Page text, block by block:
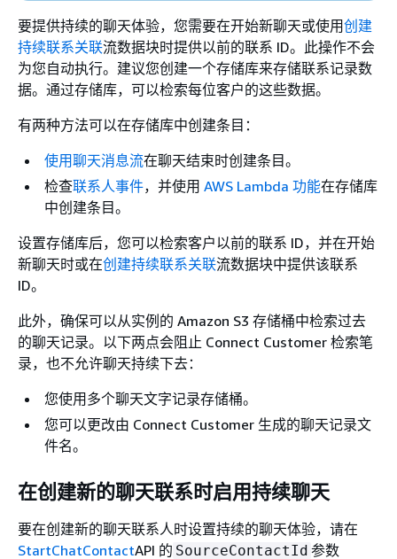
要提供持续的聊天体验，您需要在开始新聊天或使用创建
持续联系关联流数据块时提供以前的联系 ID。此操作不会
为您自动执行。建议您创建一个存储库来存储联系记录数
据。通过存储库，可以检索每位客户的这些数据。
有两种方法可以在存储库中创建条目：
使用聊天消息流在聊天结束时创建条目。
检查联系人事件，并使用 AWS Lambda 功能在存储库
中创建条目。
设置存储库后，您可以检索客户以前的联系 ID，并在开始
新聊天时或在创建持续联系关联流数据块中提供该联系
ID。
此外，确保可以从实例的 Amazon S3 存储桶中检索过去
的聊天记录。以下两点会阻止 Connect Customer 检索笔
录，也不允许聊天持续下去：
您使用多个聊天文字记录存储桶。
您可以更改由 Connect Customer 生成的聊天记录文
件名。
在创建新的聊天联系时启用持续聊天
要在创建新的聊天联系人时设置持续的聊天体验，请在
StartChatContactAPI 的 SourceContactId 参数